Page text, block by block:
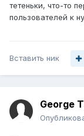
тетеньки, что-то
пользователей к
Вставить ник
George